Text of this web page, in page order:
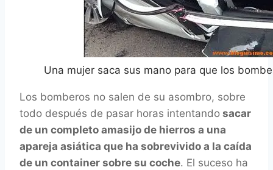
Una mujer saca sus mano para que los
Los bomberos no salen de su asombro, sobre
todo después de pasar horas intentando sacar
de un completo amasijo de hierros a una
apareja asiática que ha sobrevivido a la caída
de un container sobre su coche. El suceso ha